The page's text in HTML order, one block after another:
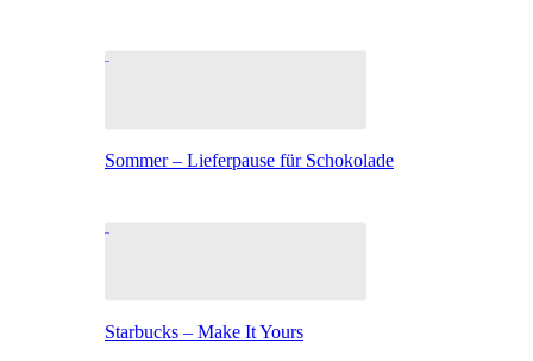
Sommer – Lieferpause für Schokolade
Starbucks – Make It Yours